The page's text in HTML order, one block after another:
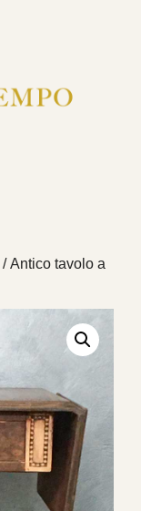
/ Antico tavolo a